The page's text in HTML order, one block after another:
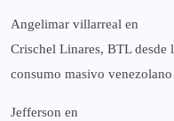
Angelimar villarreal en
Crischel Linares, BTL
consumo masivo venezolano
Jefferson en